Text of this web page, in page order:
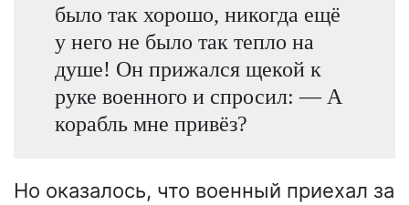
было так хорошо, никогда ещё
у него не было так тепло на
душе! Он прижался щекой к
руке военного и спросил: — А
корабль мне привёз?
Но оказалось, что военный приехал за